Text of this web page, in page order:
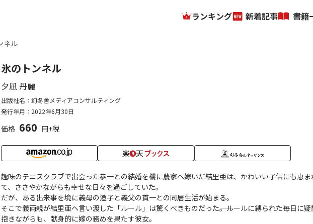
ランキング 新着記事 書籍
ネル
氷のトンネル
夕凪 丹麗
出版社名：幻冬舎メディアコンサルティング
発行年月：2022年6月30日
価格 660 円+税
趣味のテニスクラブで出会った恭一との結婚を機に農家へ嫁いだ結里亜は、かわいい子供にも恵ま
て、ささやかながらも幸せな日々を過ごしていた。
だが、ある出来事を境に義母の澄子と義父の貫一との同居生活が始まる。
そこで義両親が結里亜へ言い渡した「ルール」は驚くべきものだった――。ルールに縛られた毎日に
抱きながらも、献身的に嫁の務めを果たす彼女。